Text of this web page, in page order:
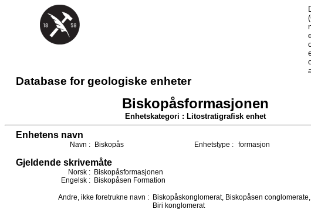
Database for geologiske enheter
Biskopåsformasjonen
Enhetskategori : Litostratigrafisk enhet
Enhetens navn
Navn : Biskopås Enhetstype : formasjon
Gjeldende skrivemåte
Norsk : Biskopåsformasjonen
Engelsk : Biskopåsen Formation
Andre, ikke foretrukne navn : Biskopåskonglomerat, Biskopåsen
Biri konglomerat